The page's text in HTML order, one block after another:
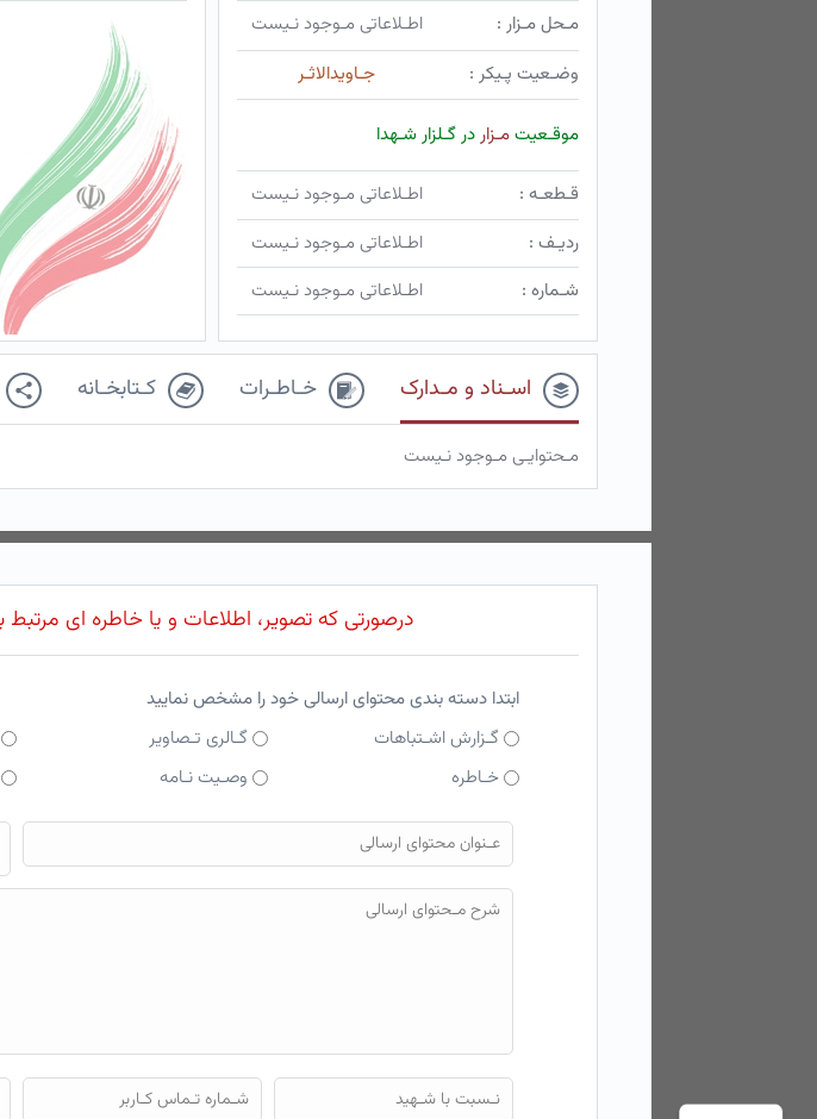
مـحل مـزار :
اطـلاعاتی مـوجود نـیست
وضـعیت پـیکر :
جـاویدالاثـر
موقـعیتمـزاردر گـلزار شـهدا
قـطعـه :
اطـلاعاتی مـوجود نـیست
ردیـف :
اطـلاعاتی مـوجود نـیست
شـماره :
اطـلاعاتی مـوجود نـیست
اسـناد و مـدارک خـاطـرات کـتابخـانه
مـحتوایـی مـوجود نـیست
درصورتی که تصویر، اطلاعات و یا خاطره ای مرتبط
ابتدا دسته بندی محتوای ارسالی خود را مشخص نمایید
گـزارش اشـتباهات
گـالری تـصاویر
خـاطره
وصـیت نـامه